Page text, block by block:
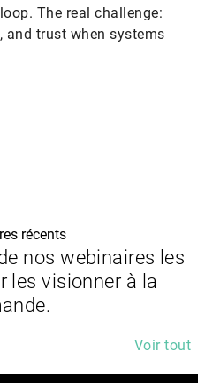
The real challenge:
and trust when systems
récents
nos webinaires les
les visionner à la
Voir tout